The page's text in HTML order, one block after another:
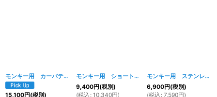
モンキー用 カーバティス(バナナ）マフラー [993w
15,100円(税別)
モンキー用 ショートマフラー メッキ [1182W]
9,400円(税別)
(税込 : 10,340円)
モンキー用 ステンレスマフラー
6,900円(税別)
(税込 : 7,590円)